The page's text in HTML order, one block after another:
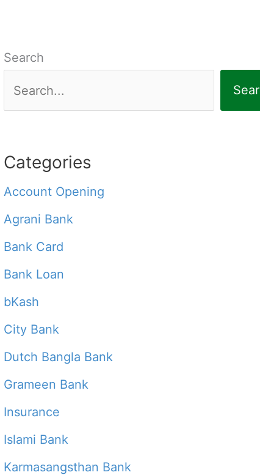
Search
Categories
Account Opening
Agrani Bank
Bank Card
Bank Loan
bKash
City Bank
Dutch Bangla Bank
Grameen Bank
Insurance
Islami Bank
Karmasangsthan Bank